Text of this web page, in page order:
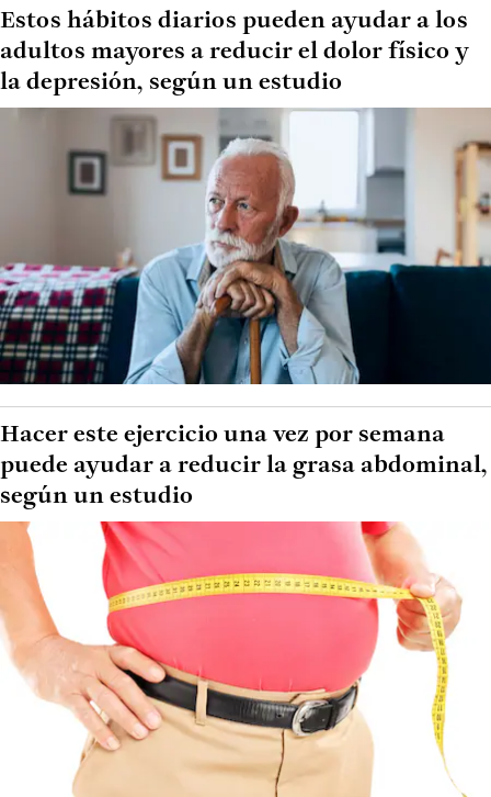
Estos hábitos diarios pueden ayudar a los
adultos mayores a reducir el dolor físico y
la depresión, según un estudio
Hacer este ejercicio una vez por semana
puede ayudar a reducir la grasa abdominal,
según un estudio